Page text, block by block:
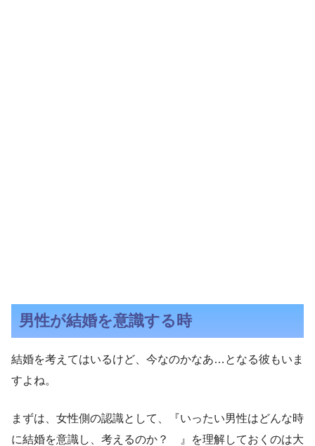
男性が結婚を意識する時
結婚を考えてはいるけど、今なのかなあ…となる彼もいま
すよね。
まずは、女性側の認識として、『いったい男性はどんな時
に結婚を意識し、考えるのか？ 』を理解しておくのは大